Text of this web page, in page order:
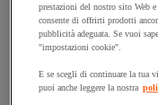
Accessori per
Carrello a livello
Carrello a piattaforma
Carrello a rimorchio
Carrello con pareti
prestazioni del nostro sito Web
consente di offrirti prodotti
pubblicità adeguata. Se vuoi
"impostazioni cookie".
E se scegli di continuare la tua
puoi anche leggere la nostra